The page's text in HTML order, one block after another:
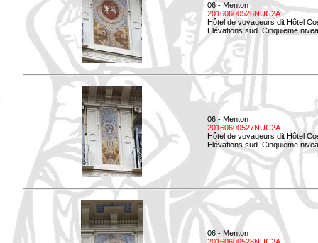
06 - Menton
20160600526NUC2A
Hôtel de voyageurs dit Hôtel
Elévations sud. Cinquième
06 - Menton
20160600527NUC2A
Hôtel de voyageurs dit Hôtel
Elévations sud. Cinquième
06 - Menton